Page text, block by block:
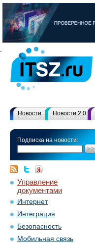
Новости Новости 2.0
Подписка на новости:
Управление
документами
Интернет
Интеграция
Безопасность
Мобильная связь